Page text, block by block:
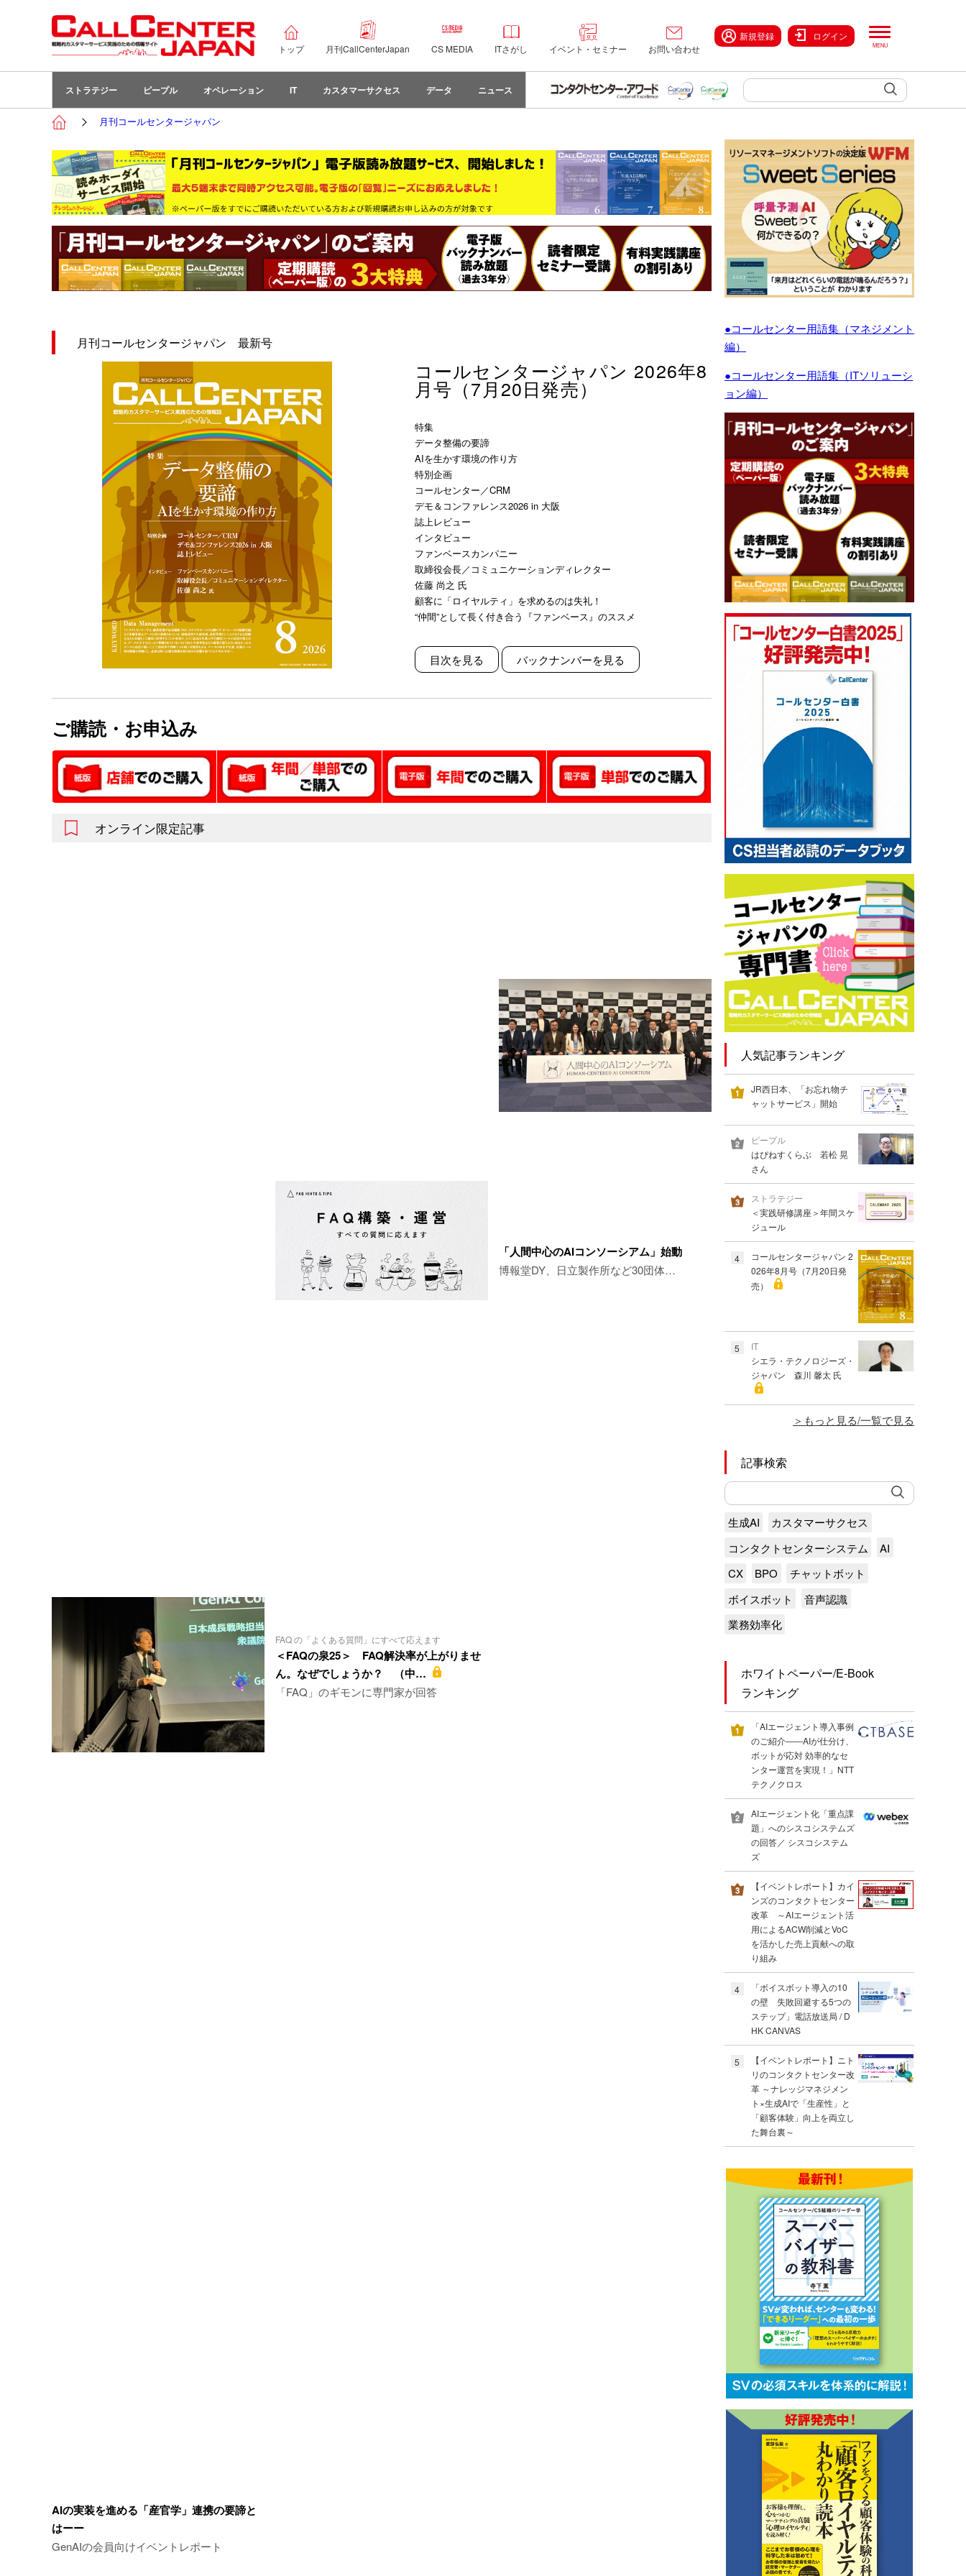
トップ 月刊CallCenterJapan CS MEDIA ITさがし イベント・セミナー お問い合わせ
新規登録 ログイン
ストラテジー ピープル オペレーション IT カスタマーサクセス データ ニュース
月刊コールセンタージャパン
月刊コールセンタージャパン 最新号
コールセンタージャパン 2026年8
月号（7月20日発売）
特集
データ整備の要諦
AIを生かす環境の作り方
特別企画
コールセンター／CRM
デモ＆コンファレンス2026 in 大阪
誌上レビュー
インタビュー
ファンベースカンパニー
取締役会長／コミュニケーションディレクター
佐藤 尚之 氏
顧客に「ロイヤルティ」を求めるのは失礼！
“仲間”として長く付き合う『ファンベース』のススメ
目次を見る バックナンバーを見る
ご購読・お申込み
オンライン限定記事
AIの実装を進める「産官学」連携の要諦と
はーー
GenAIの会員向けイベントレポート
FAQ の「よくある質問」にすべて応えます
＜FAQの泉25＞ FAQ解決率が上がりませ
ん。なぜでしょうか？ （中…
「FAQ」のギモンに専門家が回答
「人間中心のAIコンソーシアム」始動
博報堂DY、日立製作所など30団体…
●コールセンター用語集（マネジメント
編）
●コールセンター用語集（ITソリューシ
ョン編）
人気記事ランキング
JR西日本、「お忘れ物チ
ャットサービス」開始
ピープル
はぴねすくらぶ 若松 晃
さん
ストラテジー
＜実践研修講座＞年間スケ
ジュール
4
コールセンタージャパン 2
026年8月号（7月20日発
売）
5
IT
シエラ・テクノロジーズ・
ジャパン 森川 馨太 氏
もっと見る/一覧で見る
記事検索
生成AI
カスタマーサクセス
コンタクトセンターシステム
AI
CX
BPO
チャットボット
ボイスボット
音声認識
業務効率化
ホワイトペーパー/E-Book
ランキング
「AIエージェント導入事例
のご紹介――AIが仕分け、
ボットが応対 効率的なセ
ンター運営を実現！」NTT
テクノクロス
AIエージェント化「重点課
題」へのシスコシステムズ
の回答／ シスコシステム
ズ
【イベントレポート】カイ
ンズのコンタクトセンター
改革 ～AIエージェント活
用によるACW削減とVoC
を活かした売上貢献への取
り組み
4
「ボイスボット導入の10
の壁 失敗回避する5つの
ステップ」電話放送局 / D
HK CANVAS
5
【イベントレポート】ニト
リのコンタクトセンター改
革 ～ナレッジマネジメン
ト×生成AIで「生産性」と
「顧客体験」向上を両立し
た舞台裏～